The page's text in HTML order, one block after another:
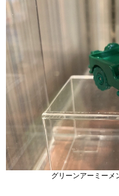
グリーンアーミーメ